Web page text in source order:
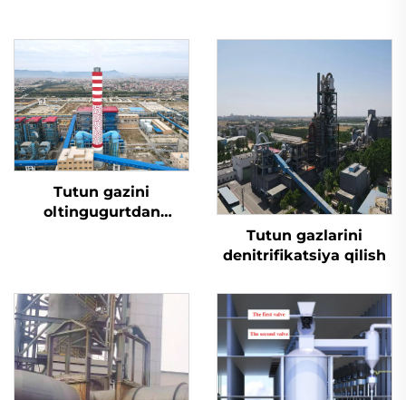
Tutun gazini
oltingugurtdan
Tutun gazlarini
denitrifikatsiya qilish